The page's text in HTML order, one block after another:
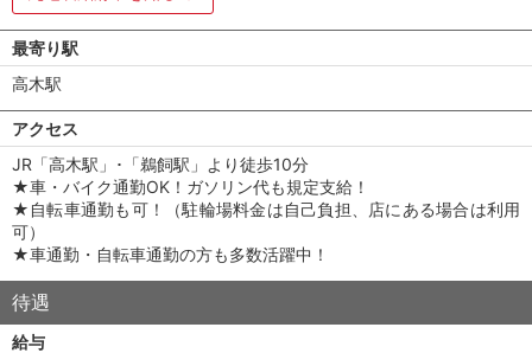
最寄り駅
高木駅
アクセス
JR「高木駅」･「鵜飼駅」より徒歩10分
★車・バイク通勤OK！ガソリン代も規定支給！
★自転車通勤も可！（駐輪場料金は自己負担、店にある場合は利用
可）
★車通勤・自転車通勤の方も多数活躍中！
待遇
給与